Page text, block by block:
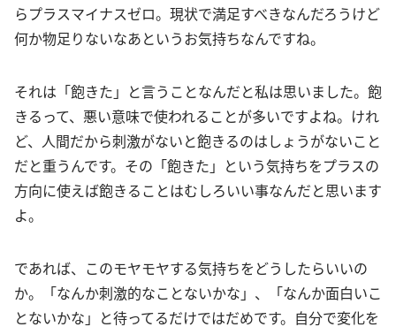
らプラスマイナスゼロ。現状で満足すべきなんだろうけど
何か物足りないなあというお気持ちなんですね。
それは「飽きた」と言うことなんだと私は思いました。飽
きるって、悪い意味で使われることが多いですよね。けれ
ど、人間だから刺激がないと飽きるのはしょうがないこと
だと重うんです。その「飽きた」という気持ちをプラスの
方向に使えば飽きることはむしろいい事なんだと思います
よ。
であれば、このモヤモヤする気持ちをどうしたらいいの
か。「なんか刺激的なことないかな」、「なんか面白いこ
とないかな」と待ってるだけではだめです。自分で変化を